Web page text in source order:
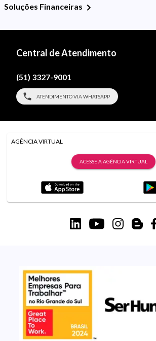
Soluções Financeiras
Central de Atendimento
(51) 3327-9001
ATENDIMENTO VIA WHATSAPP
AGÊNCIA VIRTUAL
ACESSE A AGÊNCIA VIRTUAL